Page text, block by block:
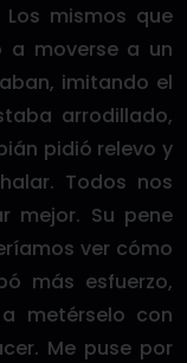
mismos que
a moverse a un
imitando el
arrodillado,
pidió relevo y
Todos nos
mejor. Su pene
ver cómo
más esfuerzo,
metérselo con
Me puse por